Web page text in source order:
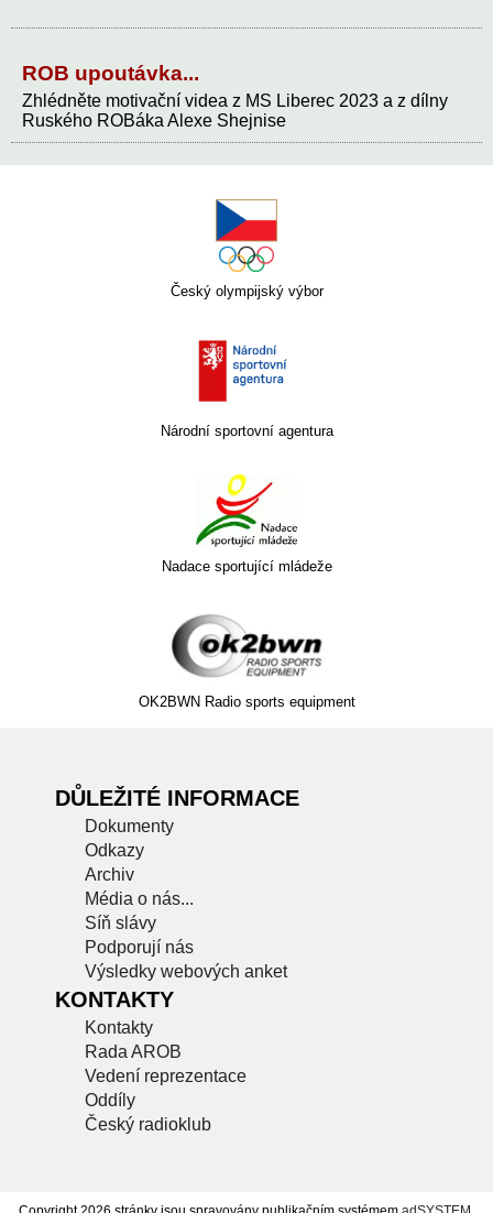
ROB upoutávka...
Zhlédněte motivační videa z MS Liberec 2023 a z dílny
Ruského ROBáka Alexe Shejnise
Český olympijský výbor
Národní sportovní agentura
Nadace sportující mládeže
OK2BWN Radio sports equipment
DŮLEŽITÉ INFORMACE
Dokumenty
Odkazy
Archiv
Média o nás...
Síň slávy
Podporují nás
Výsledky webových anket
KONTAKTY
Kontakty
Rada AROB
Vedení reprezentace
Oddíly
Český radioklub